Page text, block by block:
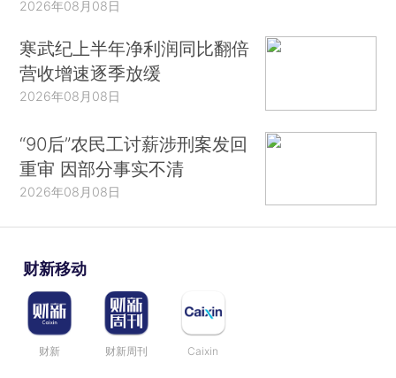
2026年08月08日
寒武纪上半年净利润同比翻倍
营收增速逐季放缓
2026年08月08日
“90后”农民工讨薪涉刑案发回
重审 因部分事实不清
2026年08月08日
财新移动
财新 财新周刊 Caixin